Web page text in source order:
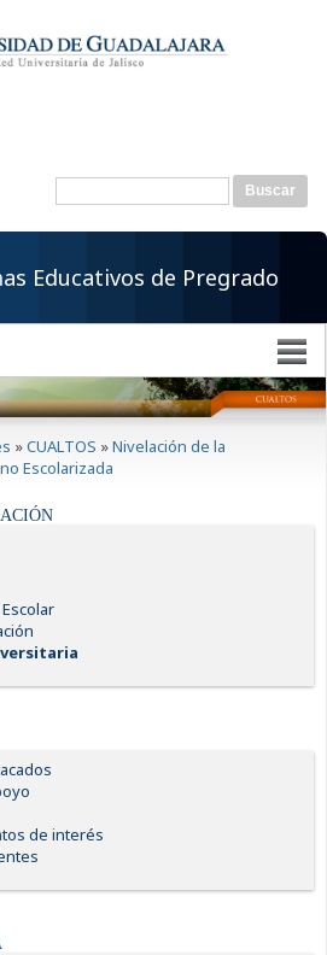
Formulario de
Buscar
Educativos de Pregrado
»CUALTOS »Nivelación de la
Escolarizada
de interés